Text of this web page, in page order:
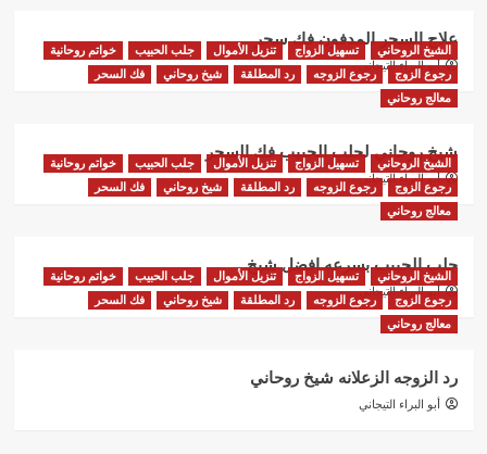
علاج السحر المدفون فك سحر
أبو البراء التيجاني
الشيخ الروحاني تسهيل الزواج تنزيل الأموال جلب الحبيب
خواتم روحانية
رجوع الزوج
رجوع الزوجه رد المطلقة شيخ روحاني
فك السحر
معالج روحاني
شيخ روحاني لجلب الحبيب فك السحر
أبو البراء التيجاني
الشيخ الروحاني تسهيل الزواج تنزيل الأموال جلب الحبيب
خواتم روحانية
رجوع الزوج
رجوع الزوجه رد المطلقة شيخ روحاني
فك السحر
معالج روحاني
جلب الحبيب بسرعه افضل شيخ
أبو البراء التيجاني
الشيخ الروحاني تسهيل الزواج تنزيل الأموال جلب الحبيب
خواتم روحانية
رجوع الزوج
رجوع الزوجه رد المطلقة شيخ روحاني
فك السحر
معالج روحاني
رد الزوجه الزعلانه شيخ روحاني
أبو البراء التيجاني